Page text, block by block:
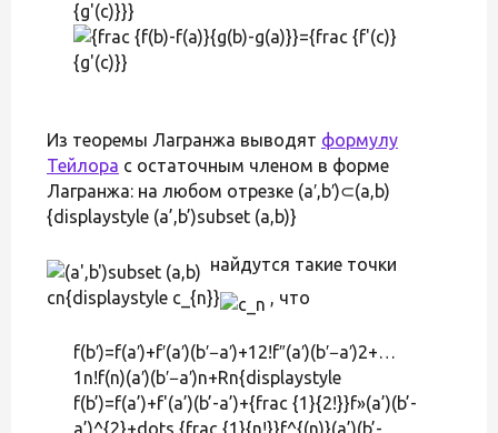
{g'(c)}}}
Из теоремы Лагранжа выводят формулу
Тейлора с остаточным членом в форме
Лагранжа: на любом отрезке (a′,b′)⊂(a,b)
{displaystyle (a’,b’)subset (a,b)}
найдутся такие точки
cn{displaystyle c_{n}}
, что
f(b′)=f(a′)+f′(a′)(b′−a′)+12!f″(a′)(b′−a′)2+…
1n!f(n)(a′)(b′−a′)n+Rn{displaystyle
f(b’)=f(a’)+f'(a’)(b’-a’)+{frac {1}{2!}}f»(a’)(b’-
a’)^{2}+dots {frac {1}{n!}}f^{(n)}(a’)(b’-